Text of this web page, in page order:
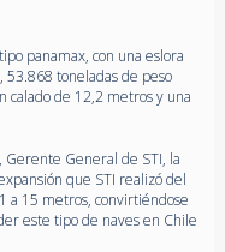
panamax, con una eslora
toneladas de peso
calado de 12,2 metros y una
Gerente General de STI, la
que STI realizó del
a 15 metros, convirtiéndose
este tipo de naves en Chile